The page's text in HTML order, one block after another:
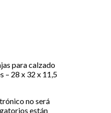
para calzado
– 28 x 32 x 11,5
no será
están